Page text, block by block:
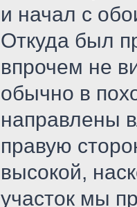
и начал с
Откуда был
впрочем не
обычно в
направлены
правую
высокой,
участок мы